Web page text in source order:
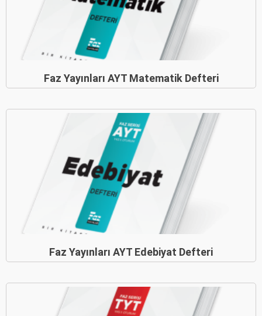
Faz Yayınları AYT Matematik Defteri
Faz Yayınları AYT Edebiyat Defteri